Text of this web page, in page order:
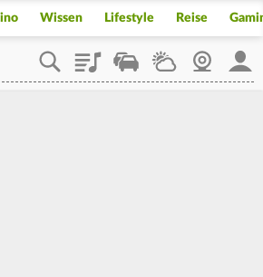
Wissen Lifestyle Reise
PlaylistStaupilotWetterWebcam